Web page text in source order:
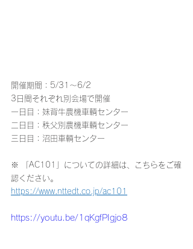
開催期間：5/31～6/2
3日間それぞれ別会場で開催
一日目：妹背牛農機車輌センター
二日目：秩父別農機車輌センター
三日目：沼田車輌センター
※ 「AC101」についての詳細は、こちらをご確
認ください。
https://www.nttedt.co.jp/ac101
https://youtu.be/1qKgfPIgjo8